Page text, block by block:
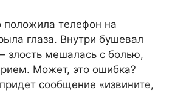
положила телефон на
глаза. Внутри бушевал
злость мешалась с болью,
Может, это ошибка?
сообщение «извините,